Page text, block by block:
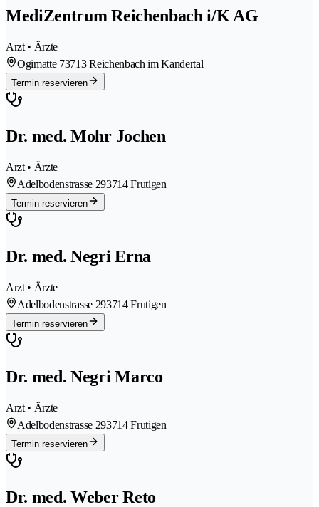
MediZentrum Reichenbach i/K AG
Arzt • Ärzte
Ogimatte 73713 Reichenbach im Kandertal
Termin reservieren
Dr. med. Mohr Jochen
Arzt • Ärzte
Adelbodenstrasse 293714 Frutigen
Termin reservieren
Dr. med. Negri Erna
Arzt • Ärzte
Adelbodenstrasse 293714 Frutigen
Termin reservieren
Dr. med. Negri Marco
Arzt • Ärzte
Adelbodenstrasse 293714 Frutigen
Termin reservieren
Dr. med. Weber Reto